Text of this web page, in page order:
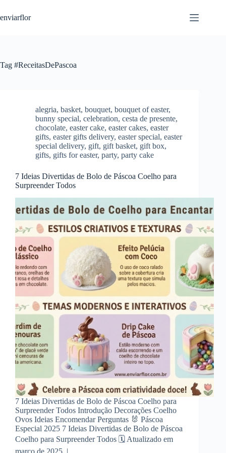
k
c
enviarflor
Tag #ReceitasDePascoa
alegria, basket, bouquet, bouquet of easter,
bunny special, celebration, cesta de presente,
chocolate, easter cake, easter cakes, easter
gifts, easter gifts delivery, easter special, easter
special delivery, gift, gift basket, gift box,
gifts, gifts for easter, party, party cake
7 Ideias Divertidas de Bolo de Páscoa Coelho para
Surpreender Todos
7 Ideias Divertidas de Bolo de Páscoa Coelho para
Surpreender Todos Introdução Decorações Coelho
Ovos Ideias Encomendar Perguntas 🐰 Páscoa
Especial 2025 7 Ideias Divertidas de Bolo de Páscoa
Coelho para Surpreender Todos 🗓️ Atualizado em
março de 2025 | …